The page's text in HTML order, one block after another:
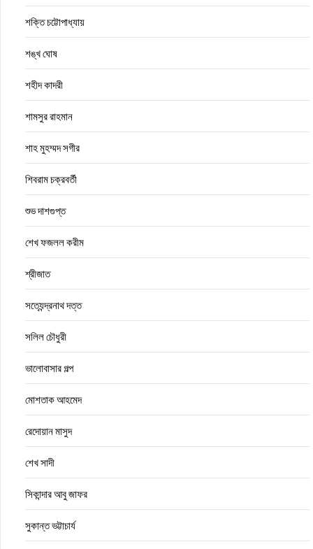
শক্তি চট্টোপাধ্যায়
শঙ্খ ঘোষ
শহীদ কাদরী
শামসুর রাহমান
শাহ মুহম্মদ সগীর
শিবরাম চক্রবর্তী
শুভ দাশগুপ্ত
শেখ ফজলল করীম
শ্রীজাত
সত্যেন্দ্রনাথ দত্ত
সলিল চৌধুরী
ভালোবাসার গল্প
মোশতাক আহমেদ
রেদোয়ান মাসুদ
শেখ সাদী
সিকান্দার আবু জাফর
সুকান্ত ভট্টাচার্য